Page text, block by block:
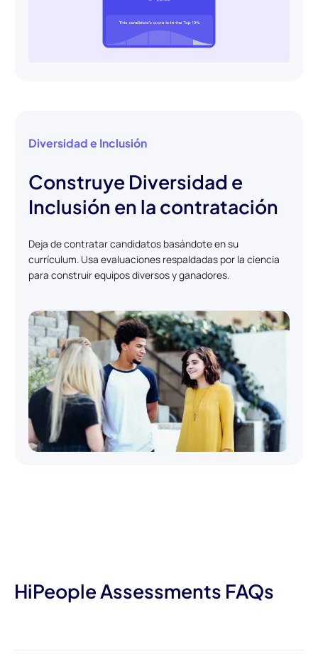
Diversidad e Inclusión
Construye Diversidad e
Inclusión en la contratación
Deja de contratar candidatos basándote en su
currículum. Usa evaluaciones respaldadas por la ciencia
para construir equipos diversos y ganadores.
HiPeople Assessments FAQs